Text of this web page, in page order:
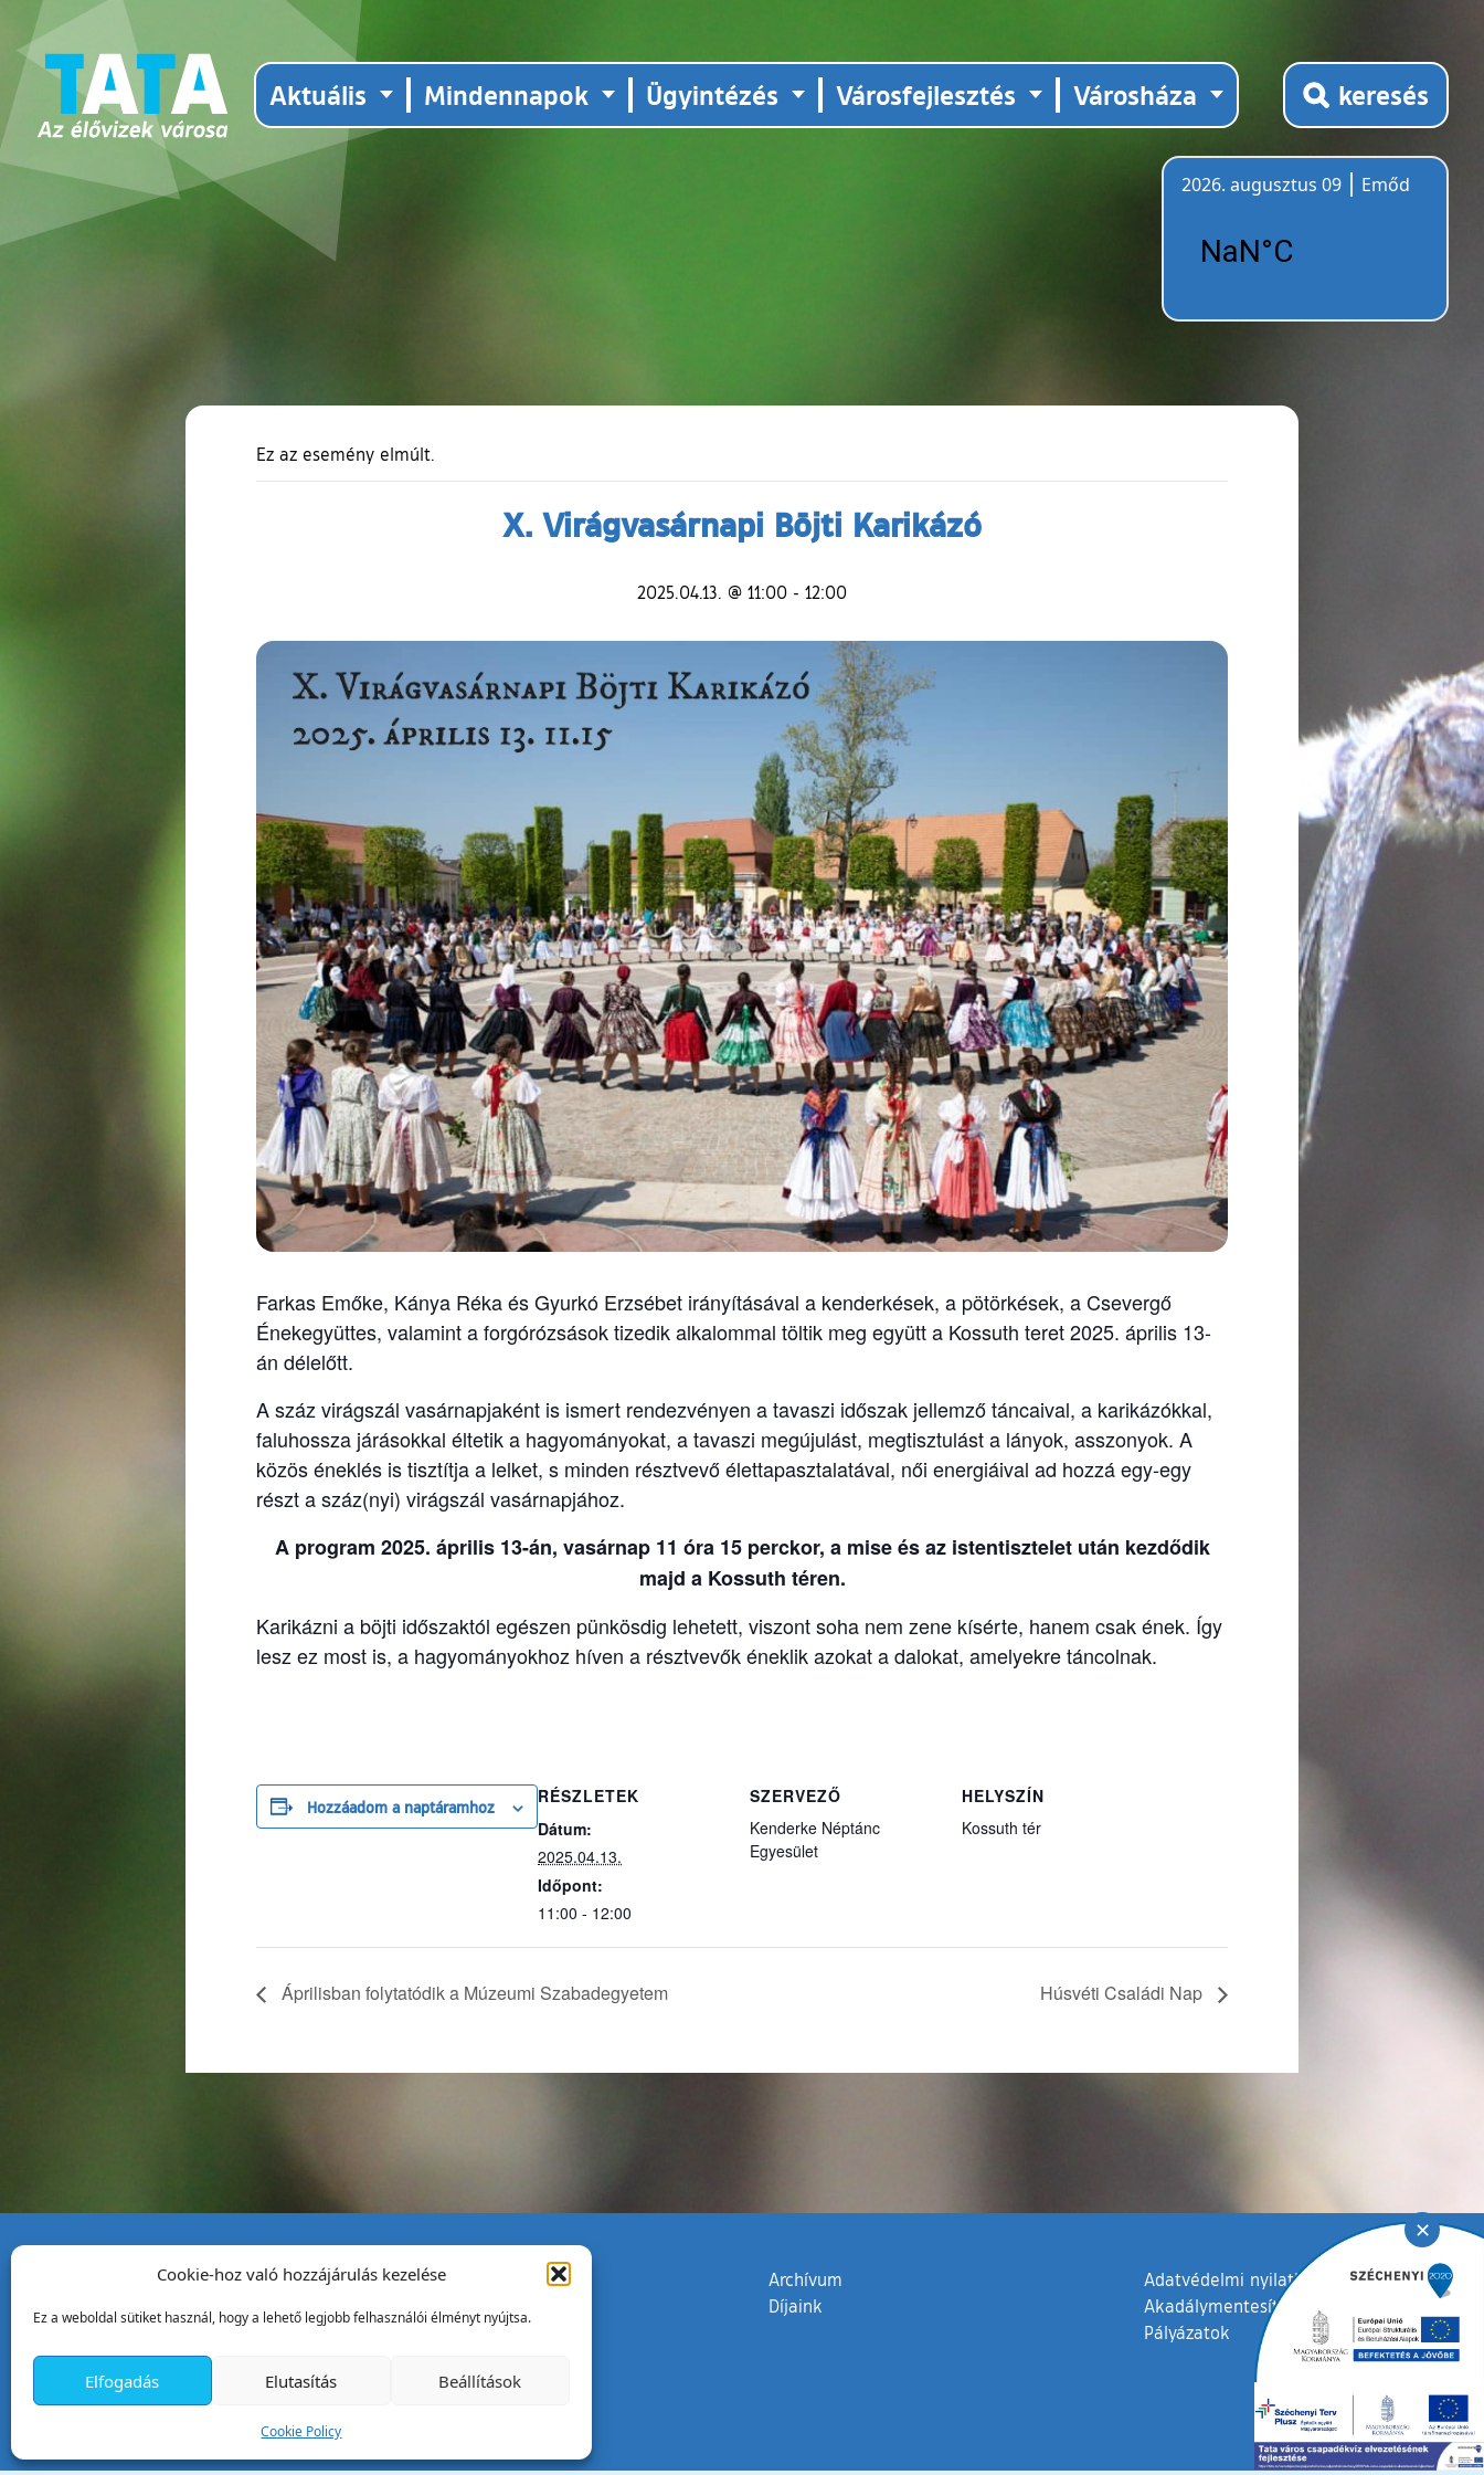
Cookie-hoz való hozzájárulás kezelése
Ez a weboldal sütiket használ, hogy a lehető legjobb felhasználói élményt nyújtsa.
Elfogadás Elutasítás Beállítások
Cookie Policy
Aktuális Mindennapok Ügyintézés Városfejlesztés Városháza keresés
2026. augusztus 09
Emőd
Ez az esemény elmúlt.
X. Virágvasárnapi Böjti Karikázó
2025.04.13. @ 11:00 - 12:00
Farkas Emőke, Kánya Réka és Gyurkó Erzsébet irányításával a kenderkések, a pötörkések, a Csevergő
Énekegyüttes, valamint a forgórózsások tizedik alkalommal töltik meg együtt a Kossuth teret 2025. április 13-
án délelőtt.
A száz virágszál vasárnapjaként is ismert rendezvényen a tavaszi időszak jellemző táncaival, a karikázókkal,
faluhossza járásokkal éltetik a hagyományokat, a tavaszi megújulást, megtisztulást a lányok, asszonyok. A
közös éneklés is tisztítja a lelket, s minden résztvevő élettapasztalatával, női energiáival ad hozzá egy-egy
részt a száz(nyi) virágszál vasárnapjához.
A program 2025. április 13-án, vasárnap 11 óra 15 perckor, a mise és az istentisztelet után kezdődik
majd a Kossuth téren.
Karikázni a böjti időszaktól egészen pünkösdig lehetett, viszont soha nem zene kísérte, hanem csak ének. Így
lesz ez most is, a hagyományokhoz híven a résztvevők éneklik azokat a dalokat, amelyekre táncolnak.
Hozzáadom a naptáramhoz
RÉSZLETEK
Dátum:
2025.04.13.
Időpont:
11:00 - 12:00
SZERVEZŐ
Kenderke Néptánc
Egyesület
HELYSZÍN
Kossuth tér
Áprilisban folytatódik a Múzeumi Szabadegyetem Húsvéti Családi Nap
Tata Város Önkormányzata
2890 Tata, Kossuth tér 1.
+36 34 / 587 078
Email:ph@tata.hu
Archívum
Díjaink
Adatvédelmi nyilatkozat
Akadálymentesítési nyilatkozat
Pályázatok
✕